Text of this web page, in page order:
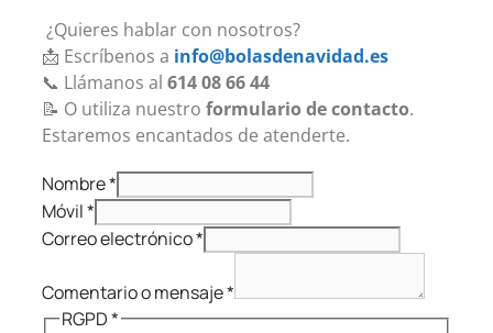
¿Quieres hablar con nosotros?
📩 Escríbenos a info@bolasdenavidad.es
📞 Llámanos al 614 08 66 44
📝 O utiliza nuestro formulario de contacto.
Estaremos encantados de atenderte.
Nombre*
RGPD
o
Móvil*
Correo electrónico*
Comentario o mensaje*
RGPD*